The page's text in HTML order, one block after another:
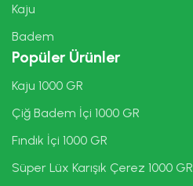
Kaju
Badem
Popüler Ürünler
Kaju 1000 GR
Çiğ Badem İçi 1000 GR
Fındık İçi 1000 GR
Süper Lüx Karışık Çerez 1000 GR